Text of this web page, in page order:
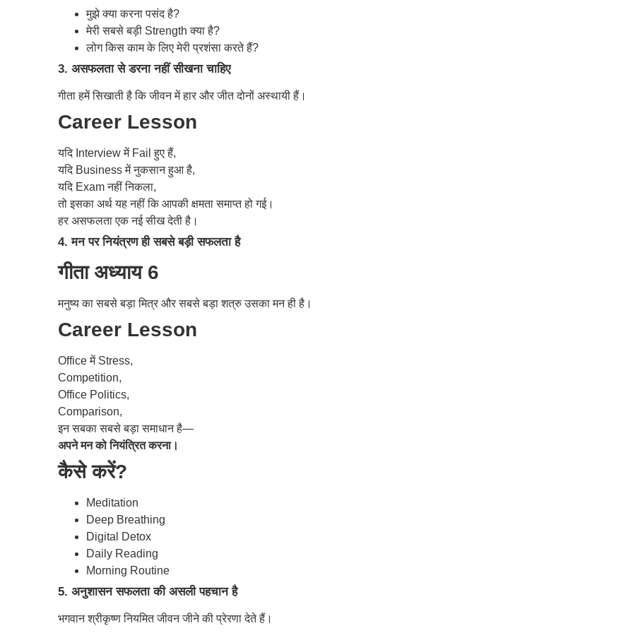
मुझे क्या करना पसंद है?
मेरी सबसे बड़ी Strength क्या है?
लोग किस काम के लिए मेरी प्रशंसा करते हैं?
3. असफलता से डरना नहीं सीखना चाहिए
गीता हमें सिखाती है कि जीवन में हार और जीत दोनों अस्थायी हैं।
Career Lesson
यदि Interview में Fail हुए हैं,
यदि Business में नुकसान हुआ है,
यदि Exam नहीं निकला,
तो इसका अर्थ यह नहीं कि आपकी क्षमता समाप्त हो गई।
हर असफलता एक नई सीख देती है।
4. मन पर नियंत्रण ही सबसे बड़ी सफलता है
गीता अध्याय 6
मनुष्य का सबसे बड़ा मित्र और सबसे बड़ा शत्रु उसका मन ही है।
Career Lesson
Office में Stress,
Competition,
Office Politics,
Comparison,
इन सबका सबसे बड़ा समाधान है—
अपने मन को नियंत्रित करना।
कैसे करें?
Meditation
Deep Breathing
Digital Detox
Daily Reading
Morning Routine
5. अनुशासन सफलता की असली पहचान है
भगवान श्रीकृष्ण नियमित जीवन जीने की प्रेरणा देते हैं।